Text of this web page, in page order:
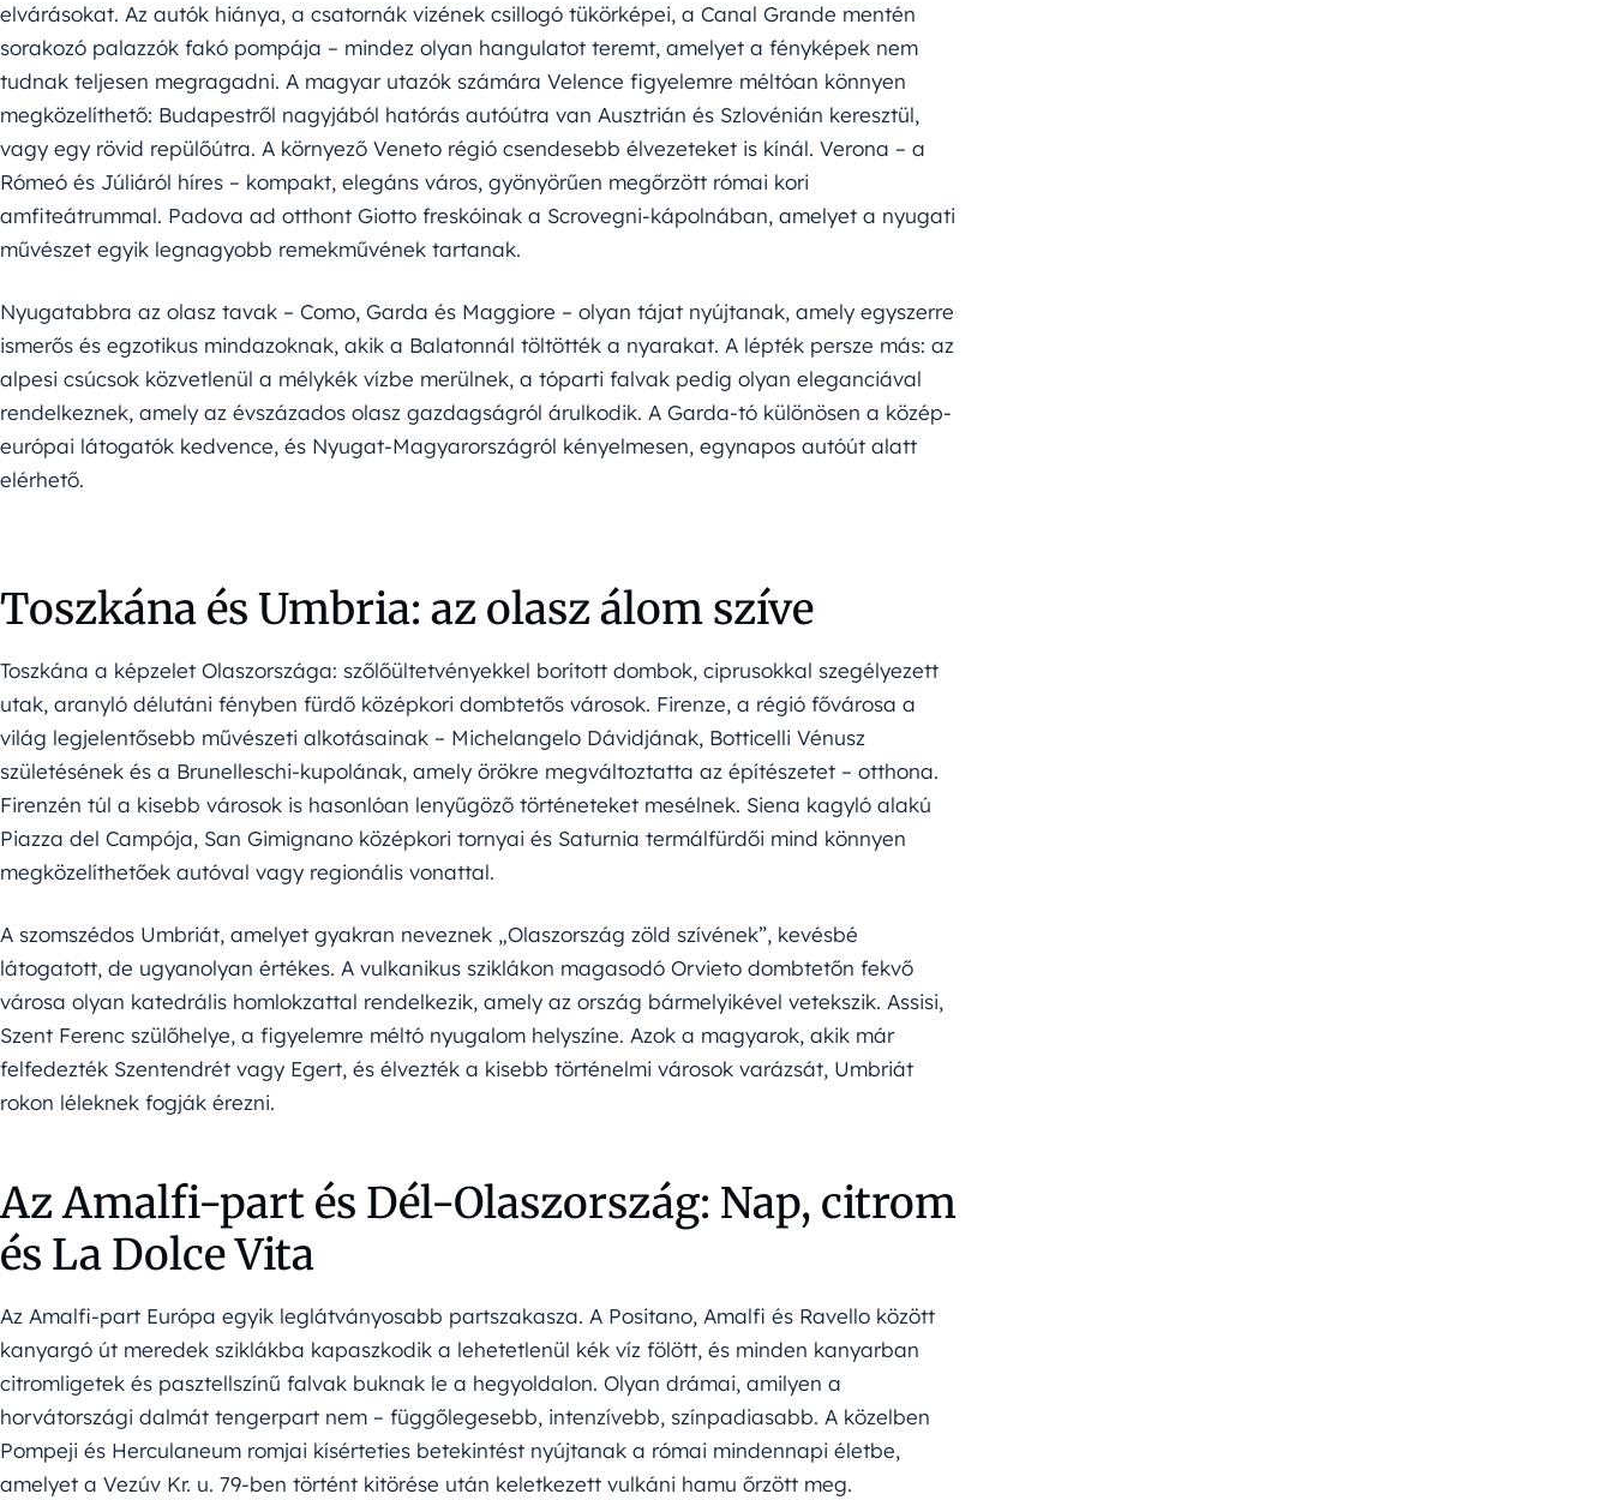
elvárásokat. Az autók hiánya, a csatornák vizének csillogó tükörképei, a Canal Grande mentén
sorakozó palazzók fakó pompája – mindez olyan hangulatot teremt, amelyet a fényképek nem
tudnak teljesen megragadni. A magyar utazók számára Velence figyelemre méltóan könnyen
megközelíthető: Budapestről nagyjából hatórás autóútra van Ausztrián és Szlovénián keresztül,
vagy egy rövid repülőútra. A környező Veneto régió csendesebb élvezeteket is kínál. Verona – a
Rómeó és Júliáról híres – kompakt, elegáns város, gyönyörűen megőrzött római kori
amfiteátrummal. Padova ad otthont Giotto freskóinak a Scrovegni-kápolnában, amelyet a nyugati
művészet egyik legnagyobb remekművének tartanak.
Nyugatabbra az olasz tavak – Como, Garda és Maggiore – olyan tájat nyújtanak, amely egyszerre
ismerős és egzotikus mindazoknak, akik a Balatonnál töltötték a nyarakat. A lépték persze más: az
alpesi csúcsok közvetlenül a mélykék vízbe merülnek, a tóparti falvak pedig olyan eleganciával
rendelkeznek, amely az évszázados olasz gazdagságról árulkodik. A Garda-tó különösen a közép-
európai látogatók kedvence, és Nyugat-Magyarországról kényelmesen, egynapos autóút alatt
elérhető.
Toszkána és Umbria: az olasz álom szíve
Toszkána a képzelet Olaszországa: szőlőültetvényekkel borított dombok, ciprusokkal szegélyezett
utak, aranyló délutáni fényben fürdő középkori dombtetős városok. Firenze, a régió fővárosa a
világ legjelentősebb művészeti alkotásainak – Michelangelo Dávidjának, Botticelli Vénusz
születésének és a Brunelleschi-kupolának, amely örökre megváltoztatta az építészetet – otthona.
Firenzén túl a kisebb városok is hasonlóan lenyűgöző történeteket mesélnek. Siena kagyló alakú
Piazza del Campója, San Gimignano középkori tornyai és Saturnia termálfürdői mind könnyen
megközelíthetőek autóval vagy regionális vonattal.
A szomszédos Umbriát, amelyet gyakran neveznek „Olaszország zöld szívének”, kevésbé
látogatott, de ugyanolyan értékes. A vulkanikus sziklákon magasodó Orvieto dombtetőn fekvő
városa olyan katedrális homlokzattal rendelkezik, amely az ország bármelyikével vetekszik. Assisi,
Szent Ferenc szülőhelye, a figyelemre méltó nyugalom helyszíne. Azok a magyarok, akik már
felfedezték Szentendrét vagy Egert, és élvezték a kisebb történelmi városok varázsát, Umbriát
rokon léleknek fogják érezni.
Az Amalfi-part és Dél-Olaszország: Nap, citrom
és La Dolce Vita
Az Amalfi-part Európa egyik leglátványosabb partszakasza. A Positano, Amalfi és Ravello között
kanyargó út meredek sziklákba kapaszkodik a lehetetlenül kék víz fölött, és minden kanyarban
citromligetek és pasztellszínű falvak buknak le a hegyoldalon. Olyan drámai, amilyen a
horvátországi dalmát tengerpart nem – függőlegesebb, intenzívebb, színpadiasabb. A közelben
Pompeji és Herculaneum romjai kísérteties betekintést nyújtanak a római mindennapi életbe,
amelyet a Vezúv Kr. u. 79-ben történt kitörése után keletkezett vulkáni hamu őrzött meg.